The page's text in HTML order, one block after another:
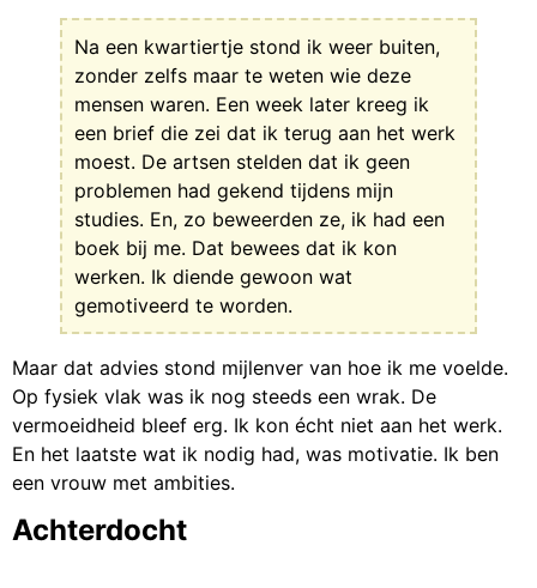
Na een kwartiertje stond ik weer buiten,
zonder zelfs maar te weten wie deze
mensen waren. Een week later kreeg ik
een brief die zei dat ik terug aan het werk
moest. De artsen stelden dat ik geen
problemen had gekend tijdens mijn
studies. En, zo beweerden ze, ik had een
boek bij me. Dat bewees dat ik kon
werken. Ik diende gewoon wat
gemotiveerd te worden.
Maar dat advies stond mijlenver van hoe ik me voelde.
Op fysiek vlak was ik nog steeds een wrak. De
vermoeidheid bleef erg. Ik kon écht niet aan het werk.
En het laatste wat ik nodig had, was motivatie. Ik ben
een vrouw met ambities.
Achterdocht